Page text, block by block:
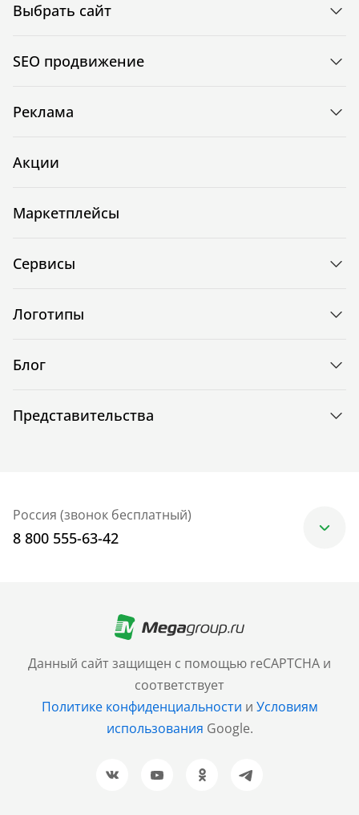
Данный сайт защищен с помощью reCAPTCHA и
соответствует
Политике конфиденциальности и Условиям
использования Google.
Выбрать сайт
SEO продвижение
Реклама
Акции
Маркетплейсы
Сервисы
Логотипы
Блог
Представительства
Россия (звонок бесплатный)
8 800 555-63-42
+7 (499) 705-30-10
Санкт-Петербург
+7 (812) 600-77-33
Барнаул
Новосибирск